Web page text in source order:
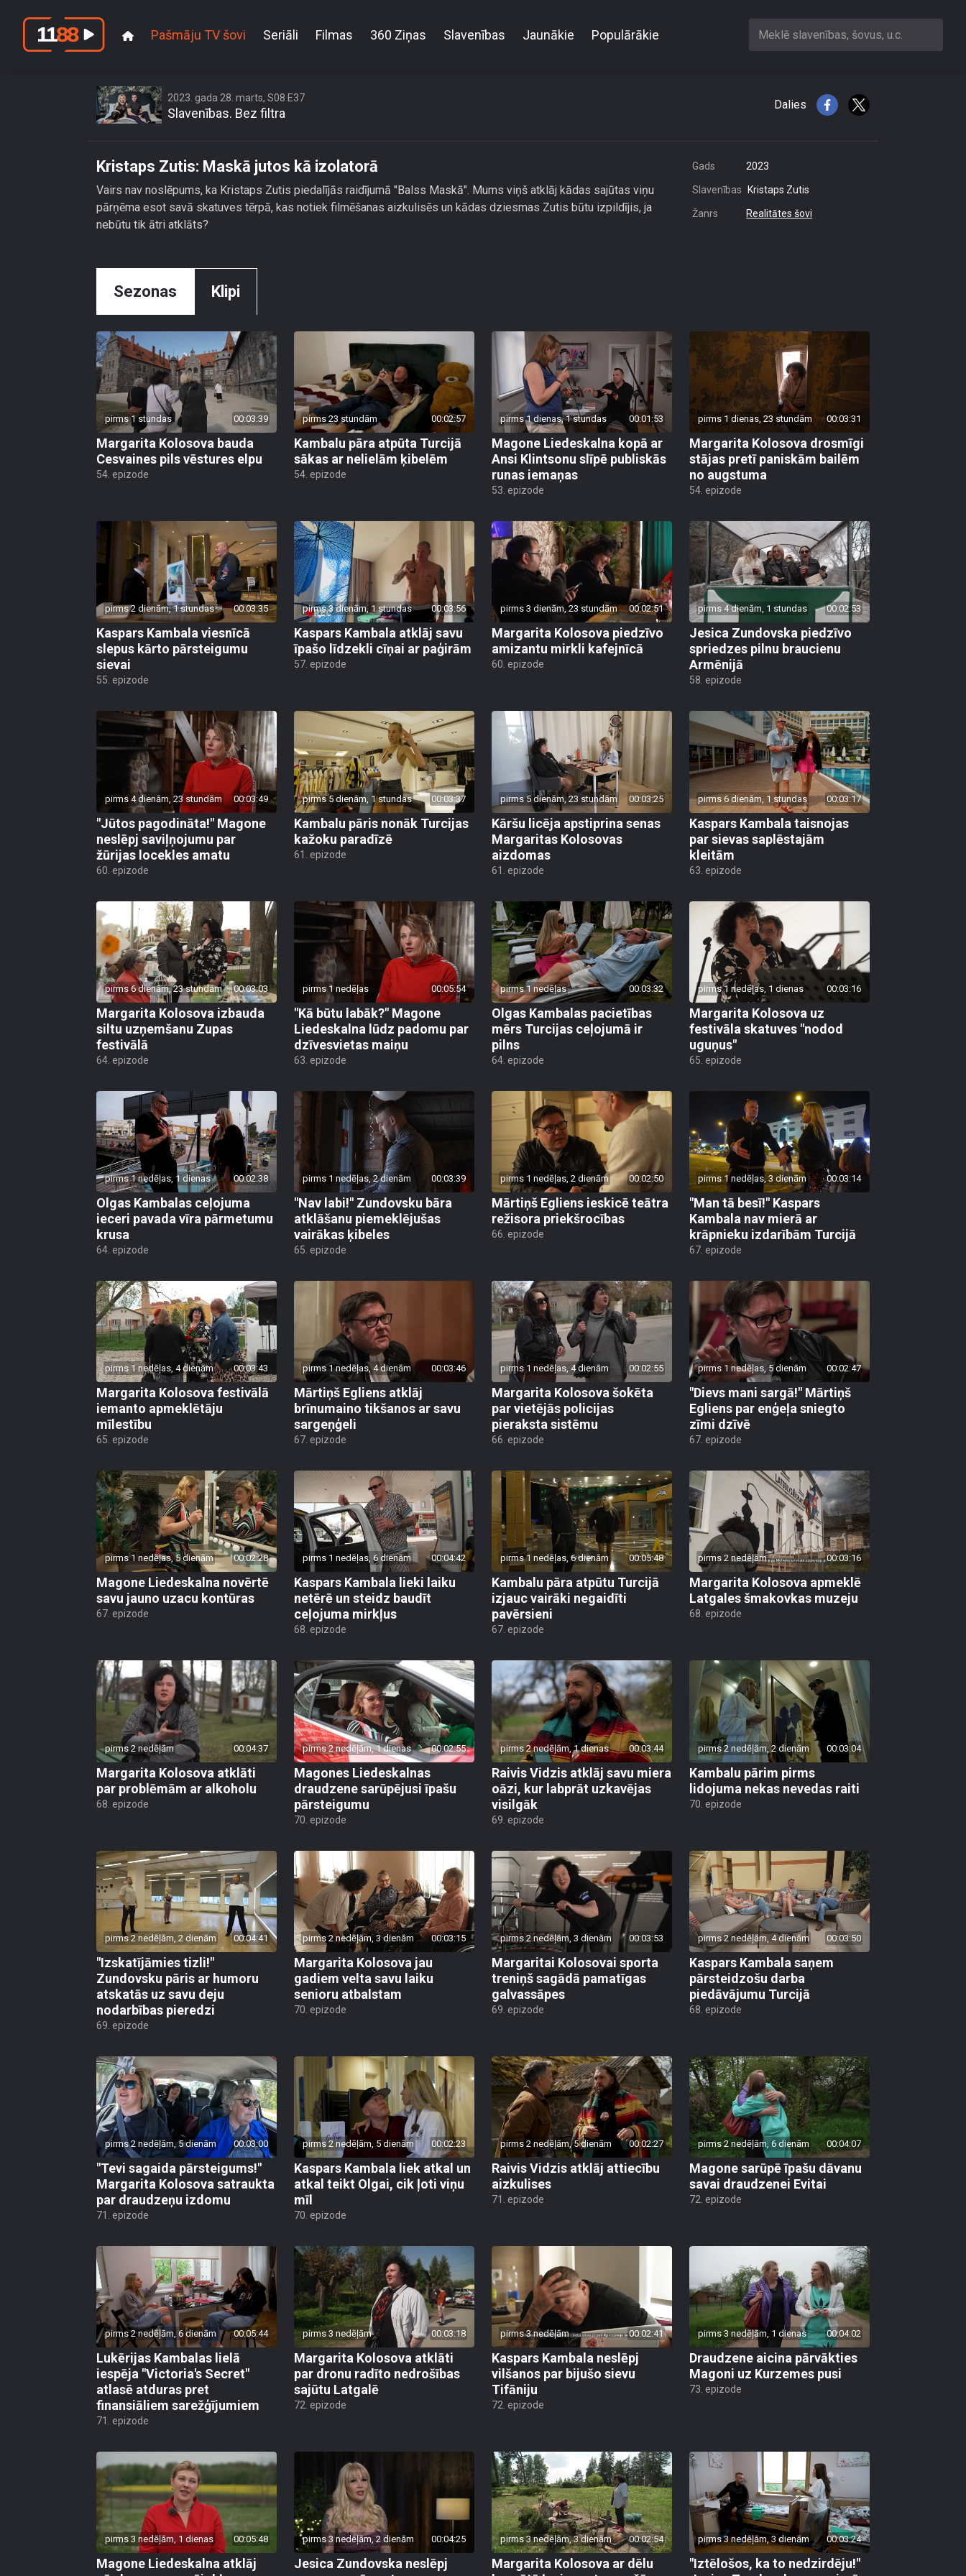
Pašmāju TV šovi Seriāli Filmas 360 Ziņas Slavenības Jaunākie Populārākie Meklē slavenības, šovus, u.c.
2023. gada 28. marts, S08 E37
Slavenības. Bez filtra
Dalies
Kristaps Zutis: Maskā jutos kā izolatorā
Vairs nav noslēpums, ka Kristaps Zutis piedalījās raidījumā "Balss Maskā". Mums viņš atklāj kādas sajūtas viņu
pārņēma esot savā skatuves tērpā, kas notiek filmēšanas aizkulisēs un kādas dziesmas Zutis būtu izpildījis, ja
nebūtu tik ātri atklāts?
Gads 2023
Slavenības Kristaps Zutis
Žanrs Realitātes šovi
Sezonas Klipi
pirms 1 stundas 00:03:39
Margarita Kolosova bauda
Cesvaines pils vēstures elpu
54. epizode
pirms 23 stundām 00:02:57
Kambalu pāra atpūta Turcijā
sākas ar nelielām ķibelēm
54. epizode
pirms 1 dienas, 1 stundas 00:01:53
Magone Liedeskalna kopā ar
Ansi Klintsonu slīpē publiskās
runas iemaņas
53. epizode
pirms 1 dienas, 23 stundām 00:03:31
Margarita Kolosova drosmīgi
stājas pretī paniskām bailēm
no augstuma
54. epizode
pirms 2 dienām, 1 stundas 00:03:35
Kaspars Kambala viesnīcā
slepus kārto pārsteigumu
sievai
55. epizode
pirms 3 dienām, 1 stundas 00:03:56
Kaspars Kambala atklāj savu
īpašo līdzekli cīņai ar paģirām
57. epizode
pirms 3 dienām, 23 stundām 00:02:51
Margarita Kolosova piedzīvo
amizantu mirkli kafejnīcā
60. epizode
pirms 4 dienām, 1 stundas 00:02:53
Jesica Zundovska piedzīvo
spriedzes pilnu braucienu
Armēnijā
58. epizode
pirms 4 dienām, 23 stundām 00:03:49
"Jūtos pagodināta!" Magone
neslēpj saviļņojumu par
žūrijas locekles amatu
60. epizode
pirms 5 dienām, 1 stundas 00:03:37
Kambalu pāris nonāk Turcijas
kažoku paradīzē
61. epizode
pirms 5 dienām, 23 stundām 00:03:25
Kāršu licēja apstiprina senas
Margaritas Kolosovas
aizdomas
61. epizode
pirms 6 dienām, 1 stundas 00:03:17
Kaspars Kambala taisnojas
par sievas saplēstajām
kleitām
63. epizode
pirms 6 dienām, 23 stundām 00:03:03
Margarita Kolosova izbauda
siltu uzņemšanu Zupas
festivālā
64. epizode
pirms 1 nedēļas 00:05:54
"Kā būtu labāk?" Magone
Liedeskalna lūdz padomu par
dzīvesvietas maiņu
63. epizode
pirms 1 nedēļas 00:03:32
Olgas Kambalas pacietības
mērs Turcijas ceļojumā ir
pilns
64. epizode
pirms 1 nedēļas, 1 dienas 00:03:16
Margarita Kolosova uz
festivāla skatuves "nodod
uguņus"
65. epizode
pirms 1 nedēļas, 1 dienas 00:02:38
Olgas Kambalas ceļojuma
ieceri pavada vīra pārmetumu
krusa
64. epizode
pirms 1 nedēļas, 2 dienām 00:03:39
"Nav labi!" Zundovsku bāra
atklāšanu piemeklējušas
vairākas ķibeles
65. epizode
pirms 1 nedēļas, 2 dienām 00:02:50
Mārtiņš Egliens ieskicē teātra
režisora priekšrocības
66. epizode
pirms 1 nedēļas, 3 dienām 00:03:14
"Man tā besī!" Kaspars
Kambala nav mierā ar
krāpnieku izdarībām Turcijā
67. epizode
pirms 1 nedēļas, 4 dienām 00:03:43
Margarita Kolosova festivālā
iemanto apmeklētāju
mīlestību
65. epizode
pirms 1 nedēļas, 4 dienām 00:03:46
Mārtiņš Egliens atklāj
brīnumaino tikšanos ar savu
sargeņģeli
67. epizode
pirms 1 nedēļas, 4 dienām 00:02:55
Margarita Kolosova šokēta
par vietējās policijas
pieraksta sistēmu
66. epizode
pirms 1 nedēļas, 5 dienām 00:02:47
"Dievs mani sargā!" Mārtiņš
Egliens par enģeļa sniegto
zīmi dzīvē
67. epizode
pirms 1 nedēļas, 5 dienām 00:02:28
Magone Liedeskalna novērtē
savu jauno uzacu kontūras
67. epizode
pirms 1 nedēļas, 6 dienām 00:04:42
Kaspars Kambala lieki laiku
netērē un steidz baudīt
ceļojuma mirkļus
68. epizode
pirms 1 nedēļas, 6 dienām 00:05:48
Kambalu pāra atpūtu Turcijā
izjauc vairāki negaidīti
pavērsieni
67. epizode
pirms 2 nedēļām 00:03:16
Margarita Kolosova apmeklē
Latgales šmakovkas muzeju
68. epizode
pirms 2 nedēļām 00:04:37
Margarita Kolosova atklāti
par problēmām ar alkoholu
68. epizode
pirms 2 nedēļām, 1 dienas 00:02:55
Magones Liedeskalnas
draudzene sarūpējusi īpašu
pārsteigumu
70. epizode
pirms 2 nedēļām, 1 dienas 00:03:44
Raivis Vidzis atklāj savu miera
oāzi, kur labprāt uzkavējas
visilgāk
69. epizode
pirms 2 nedēļām, 2 dienām 00:03:04
Kambalu pārim pirms
lidojuma nekas nevedas raiti
70. epizode
pirms 2 nedēļām, 2 dienām 00:04:41
"Izskatījāmies tizli!"
Zundovsku pāris ar humoru
atskatās uz savu deju
nodarbības pieredzi
69. epizode
pirms 2 nedēļām, 3 dienām 00:03:15
Margarita Kolosova jau
gadiem velta savu laiku
senioru atbalstam
70. epizode
pirms 2 nedēļām, 3 dienām 00:03:53
Margaritai Kolosovai sporta
treniņš sagādā pamatīgas
galvassāpes
69. epizode
pirms 2 nedēļām, 4 dienām 00:03:50
Kaspars Kambala saņem
pārsteidzošu darba
piedāvājumu Turcijā
68. epizode
pirms 2 nedēļām, 5 dienām 00:03:00
"Tevi sagaida pārsteigums!"
Margarita Kolosova satraukta
par draudzeņu izdomu
71. epizode
pirms 2 nedēļām, 5 dienām 00:02:23
Kaspars Kambala liek atkal un
atkal teikt Olgai, cik ļoti viņu
mīl
70. epizode
pirms 2 nedēļām, 5 dienām 00:02:27
Raivis Vidzis atklāj attiecību
aizkulises
71. epizode
pirms 2 nedēļām, 6 dienām 00:04:07
Magone sarūpē īpašu dāvanu
savai draudzenei Evitai
72. epizode
pirms 2 nedēļām, 6 dienām 00:05:44
Lukērijas Kambalas lielā
iespēja "Victoria's Secret"
atlasē atduras pret
finansiāliem sarežģījumiem
71. epizode
pirms 3 nedēļām 00:03:18
Margarita Kolosova atklāti
par dronu radīto nedrošības
sajūtu Latgalē
72. epizode
pirms 3 nedēļām 00:02:41
Kaspars Kambala neslēpj
vilšanos par bijušo sievu
Tifāniju
72. epizode
pirms 3 nedēļām, 1 dienas 00:04:02
Draudzene aicina pārvākties
Magoni uz Kurzemes pusi
73. epizode
pirms 3 nedēļām, 1 dienas 00:05:48
Magone Liedeskalna atklāj
pirms 3 nedēļām, 2 dienām 00:04:25
Jesica Zundovska neslēpj
pirms 3 nedēļām, 3 dienām 00:02:54
Margarita Kolosova ar dēlu
pirms 3 nedēļām, 3 dienām 00:03:24
"Iztēlošos, ka to nedzirdēju!"